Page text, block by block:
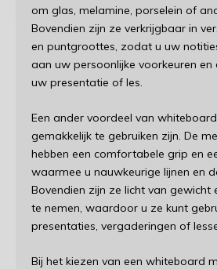
om glas, melamine, porselein of
Bovendien zijn ze verkrijgbaar in
en puntgroottes, zodat u uw
aan uw persoonlijke voorkeuren en
uw presentatie of les.
Een ander voordeel van
gemakkelijk te gebruiken zijn. De
hebben een comfortabele grip en
waarmee u nauwkeurige lijnen en
Bovendien zijn ze licht van gewicht
te nemen, waardoor u ze kunt
presentaties, vergaderingen of
Bij het kiezen van een whiteboard